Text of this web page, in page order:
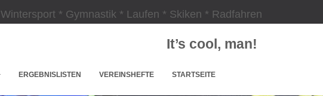
Wintersport * Gymnastik * Laufen * Skiken * Radfahren
It’s cool, man!
ERGEBNISLISTEN VEREINSHEFTE STARTSEITE